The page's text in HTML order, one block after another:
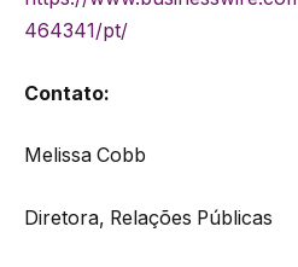
464341/pt/
Contato:
Melissa Cobb
Diretora, Relações Públicas